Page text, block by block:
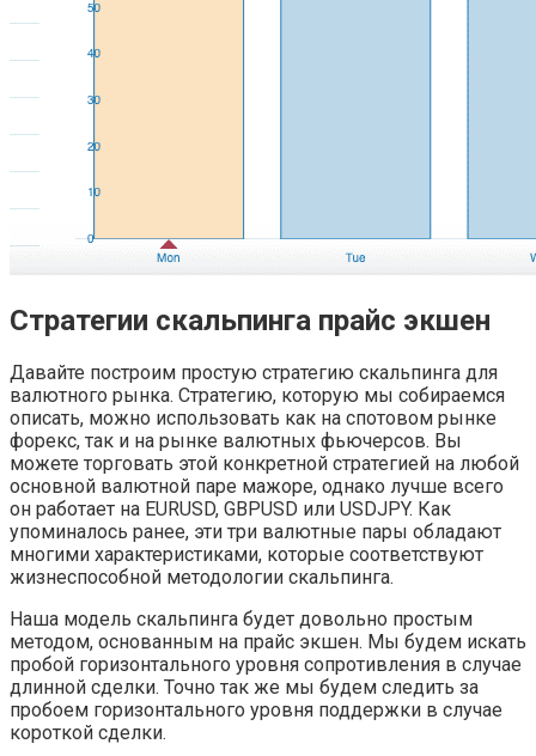
Стратегии скальпинга прайс экшен
Давайте построим простую стратегию скальпинга для
валютного рынка. Стратегию, которую мы собираемся
описать, можно использовать как на спотовом рынке
форекс, так и на рынке валютных фьючерсов. Вы
можете торговать этой конкретной стратегией на любой
основной валютной паре мажоре, однако лучше всего
он работает на EURUSD, GBPUSD или USDJPY. Как
упоминалось ранее, эти три валютные пары обладают
многими характеристиками, которые соответствуют
жизнеспособной методологии скальпинга.
Наша модель скальпинга будет довольно простым
методом, основанным на прайс экшен. Мы будем искать
пробой горизонтального уровня сопротивления в случае
длинной сделки. Точно так же мы будем следить за
пробоем горизонтального уровня поддержки в случае
короткой сделки.